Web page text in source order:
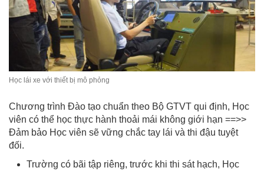
Học lái xe với thiết bị mô phỏng
Chương trình Đào tạo chuẩn theo Bộ GTVT qui định, Học
viên có thể học thực hành thoải mái không giới hạn ==>>
Đảm bảo Học viên sẽ vững chắc tay lái và thi đậu tuyệt
đối.
Trường có bãi tập riêng, trước khi thi sát hạch, Học